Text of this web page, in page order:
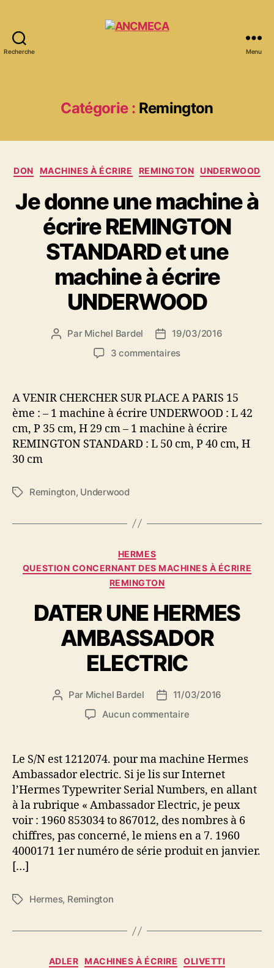
Recherche Menu
Catégorie : Remington
Catégories
DON MACHINES À ÉCRIRE REMINGTON UNDERWOOD
Je donne une machine à
écrire REMINGTON
STANDARD et une
machine à écrire
UNDERWOOD
Auteur
Par Michel Bardel
Date
de
19/03/2016
3 commentairessur
une
à
écrire
REMINGTON
écrire
A VENIR CHERCHER SUR PLACE A PARIS 15
ème : – 1 machine à écrire UNDERWOOD : L 42
cm, P 35 cm, H 29 cm – 1 machine à écrire
REMINGTON STANDARD : L 50 cm, P 40 cm, H
30 cm
Étiquettes
Remington, Underwood
Catégories
HERMES
QUESTION CONCERNANT DES MACHINES À ÉCRIRE
REMINGTON
DATER UNE HERMES
AMBASSADOR
ELECTRIC
Auteur
l’article
Par Michel Bardel
Date
de
11/03/2016
Aucun commentairesur
HERMES
ELECTRIC
Le S/N est 1212074. pour ma machine Hermes
Ambassador electric. Si je lis sur Internet
l’Hermes Typewriter Serial Numbers, en allant
à la rubrique « Ambassador Electric, je peux
voir : 1960 853034 to 867012, des nombres à 6
chiffres, pas concerné, le miens en a 7. 1960
4000171 1er numéro de série produit en janvier.
[…]
Étiquettes
Hermes, Remington
Catégories
ADLER MACHINES À ÉCRIRE
OLIVETTI